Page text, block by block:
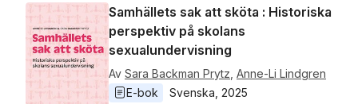
Samhällets sak att sköta : Historiska
perspektiv på skolans
sexualundervisning
Av Sara Backman Prytz Anne-Li Lindgren
E-bok
Svenska 2025